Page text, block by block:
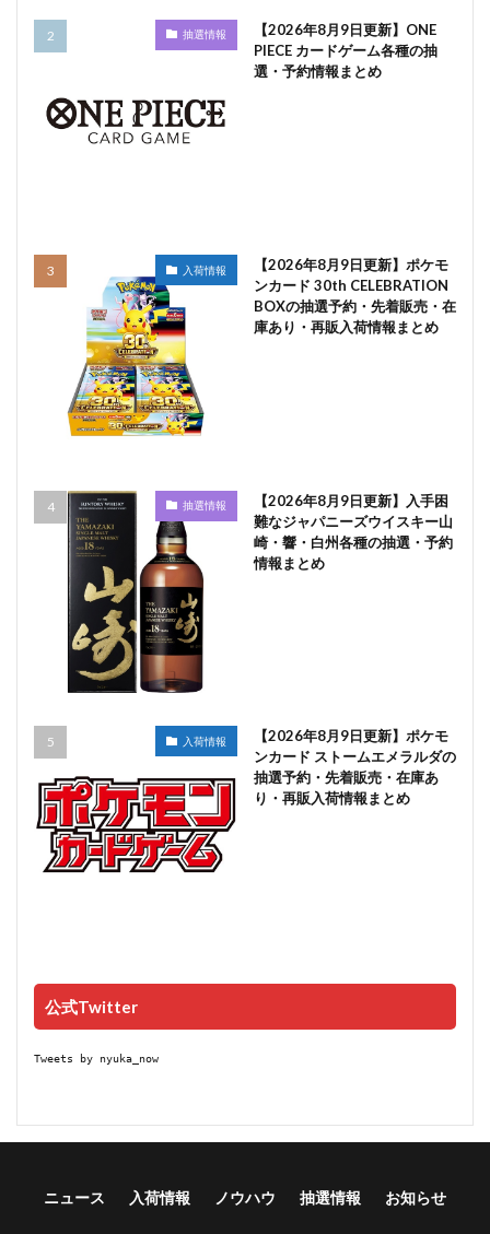
抽選情報
【2026年8月9日更新】ONE
PIECE カードゲーム各種の抽
選・予約情報まとめ
入荷情報
【2026年8月9日更新】ポケモ
ンカード 30th CELEBRATION
BOXの抽選予約・先着販売・在
庫あり・再販入荷情報まとめ
抽選情報
【2026年8月9日更新】入手困
難なジャパニーズウイスキー山
崎・響・白州各種の抽選・予約
情報まとめ
入荷情報
【2026年8月9日更新】ポケモ
ンカード ストームエメラルダの
抽選予約・先着販売・在庫あ
り・再販入荷情報まとめ
公式Twitter
Tweets by nyuka_now
ニュース 入荷情報 ノウハウ 抽選情報 お知らせ